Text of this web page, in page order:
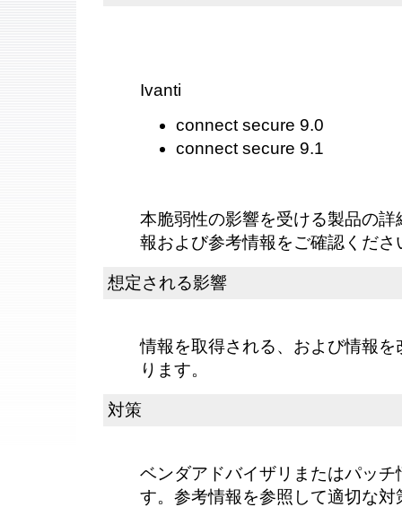
Ivanti
connect secure 9.0
connect secure 9.1
本脆弱性の影響を受ける製品の
報および参考情報をご確認くださ
想定される影響
情報を取得される、および情報
ります。
対策
ベンダアドバイザリまたはパッ
す。参考情報を参照して適切な